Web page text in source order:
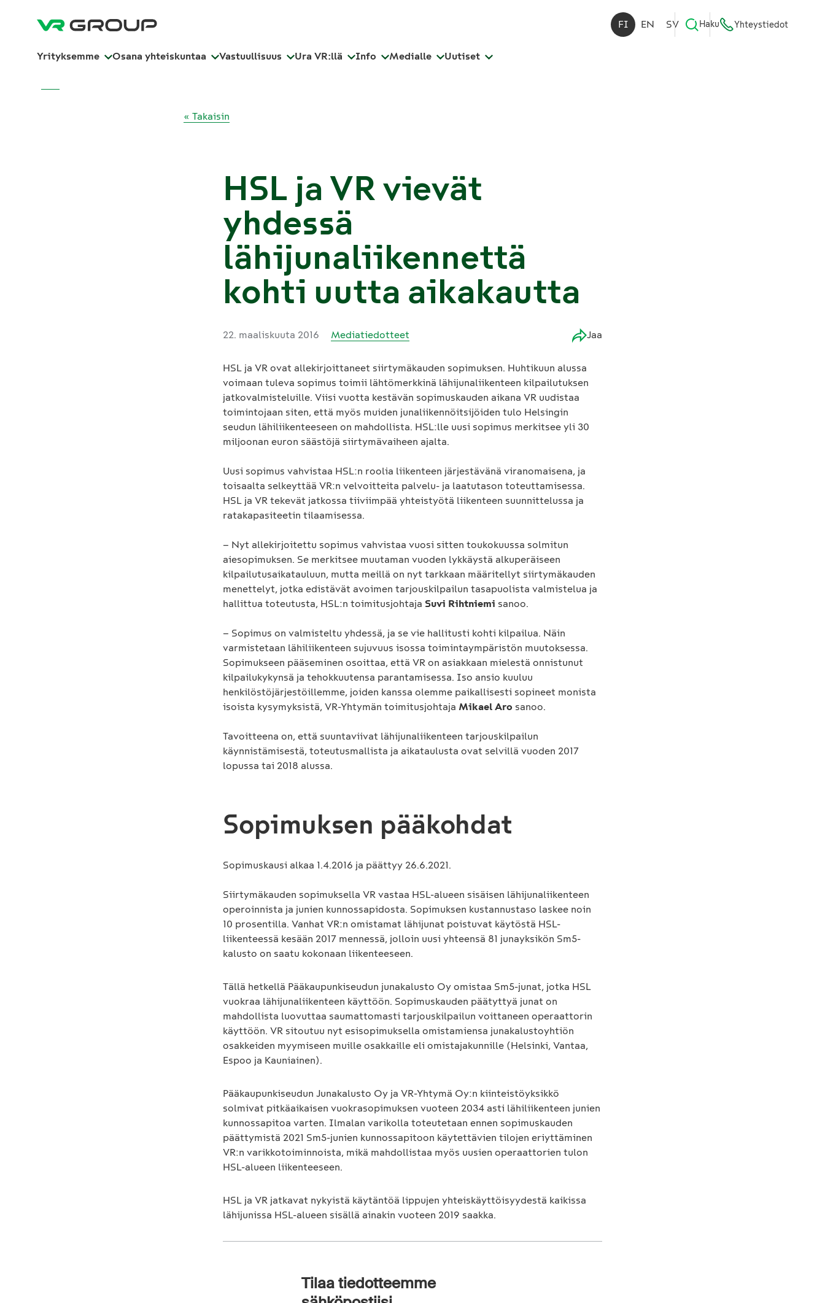
FI EN SV Haku Yhteystiedot
Yrityksemme Osana yhteiskuntaa Vastuullisuus Ura VR:llä Info Medialle Uutiset
« Takaisin
HSL ja VR vievät
yhdessä
lähijunaliikennettä
kohti uutta aikakautta
22. maaliskuuta 2016 Mediatiedotteet Jaa
HSL ja VR ovat allekirjoittaneet siirtymäkauden sopimuksen. Huhtikuun alussa
voimaan tuleva sopimus toimii lähtömerkkinä lähijunaliikenteen kilpailutuksen
jatkovalmisteluille. Viisi vuotta kestävän sopimuskauden aikana VR uudistaa
toimintojaan siten, että myös muiden junaliikennöitsijöiden tulo Helsingin
seudun lähiliikenteeseen on mahdollista. HSL:lle uusi sopimus merkitsee yli 30
miljoonan euron säästöjä siirtymävaiheen ajalta.
Uusi sopimus vahvistaa HSL:n roolia liikenteen järjestävänä viranomaisena, ja
toisaalta selkeyttää VR:n velvoitteita palvelu- ja laatutason toteuttamisessa.
HSL ja VR tekevät jatkossa tiiviimpää yhteistyötä liikenteen suunnittelussa ja
ratakapasiteetin tilaamisessa.
– Nyt allekirjoitettu sopimus vahvistaa vuosi sitten toukokuussa solmitun
aiesopimuksen. Se merkitsee muutaman vuoden lykkäystä alkuperäiseen
kilpailutusaikatauluun, mutta meillä on nyt tarkkaan määritellyt siirtymäkauden
menettelyt, jotka edistävät avoimen tarjouskilpailun tasapuolista valmistelua ja
hallittua toteutusta, HSL:n toimitusjohtaja Suvi Rihtniemi sanoo.
– Sopimus on valmisteltu yhdessä, ja se vie hallitusti kohti kilpailua. Näin
varmistetaan lähiliikenteen sujuvuus isossa toimintaympäristön muutoksessa.
Sopimukseen pääseminen osoittaa, että VR on asiakkaan mielestä onnistunut
kilpailukykynsä ja tehokkuutensa parantamisessa. Iso ansio kuuluu
henkilöstöjärjestöillemme, joiden kanssa olemme paikallisesti sopineet monista
isoista kysymyksistä, VR-Yhtymän toimitusjohtaja Mikael Aro sanoo.
Tavoitteena on, että suuntaviivat lähijunaliikenteen tarjouskilpailun
käynnistämisestä, toteutusmallista ja aikataulusta ovat selvillä vuoden 2017
lopussa tai 2018 alussa.
Sopimuksen pääkohdat
Sopimuskausi alkaa 1.4.2016 ja päättyy 26.6.2021.
Siirtymäkauden sopimuksella VR vastaa HSL-alueen sisäisen lähijunaliikenteen
operoinnista ja junien kunnossapidosta. Sopimuksen kustannustaso laskee noin
10 prosentilla. Vanhat VR:n omistamat lähijunat poistuvat käytöstä HSL-
liikenteessä kesään 2017 mennessä, jolloin uusi yhteensä 81 junayksikön Sm5-
kalusto on saatu kokonaan liikenteeseen.
Tällä hetkellä Pääkaupunkiseudun junakalusto Oy omistaa Sm5-junat, jotka HSL
vuokraa lähijunaliikenteen käyttöön. Sopimuskauden päätyttyä junat on
mahdollista luovuttaa saumattomasti tarjouskilpailun voittaneen operaattorin
käyttöön. VR sitoutuu nyt esisopimuksella omistamiensa junakalustoyhtiön
osakkeiden myymiseen muille osakkaille eli omistajakunnille (Helsinki, Vantaa,
Espoo ja Kauniainen).
Pääkaupunkiseudun Junakalusto Oy ja VR-Yhtymä Oy:n kiinteistöyksikkö
solmivat pitkäaikaisen vuokrasopimuksen vuoteen 2034 asti lähiliikenteen junien
kunnossapitoa varten. Ilmalan varikolla toteutetaan ennen sopimuskauden
päättymistä 2021 Sm5-junien kunnossapitoon käytettävien tilojen eriyttäminen
VR:n varikkotoiminnoista, mikä mahdollistaa myös uusien operaattorien tulon
HSL-alueen liikenteeseen.
HSL ja VR jatkavat nykyistä käytäntöä lippujen yhteiskäyttöisyydestä kaikissa
lähijunissa HSL-alueen sisällä ainakin vuoteen 2019 saakka.